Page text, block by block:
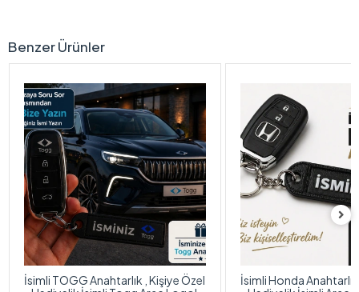
Benzer Ürünler
İsimli TOGG Anahtarlık , Kişiye Özel
İsimli Honda